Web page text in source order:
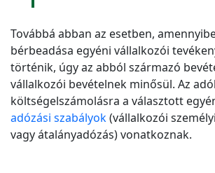
Továbbá abban az esetben,
bérbeadása egyéni vállalkozói
történik, úgy az abból származó
vállalkozói bevételnek minősül. Az
költségelszámolásra a választott
adózási szabályok(vállalkozói
vagy átalányadózás) vonatkoznak.